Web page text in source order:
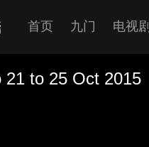
首页 九门 电视剧
21 to 25 Oct 2015